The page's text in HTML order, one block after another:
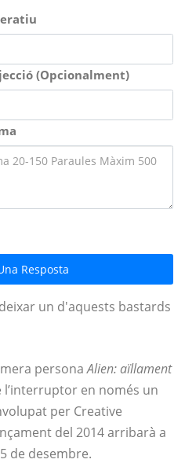
(Opcionalment)
Resposta
un d'aquests bastards
personaAlien: aïllament
en només un
per Creative
del 2014 arribarà a
de desembre.